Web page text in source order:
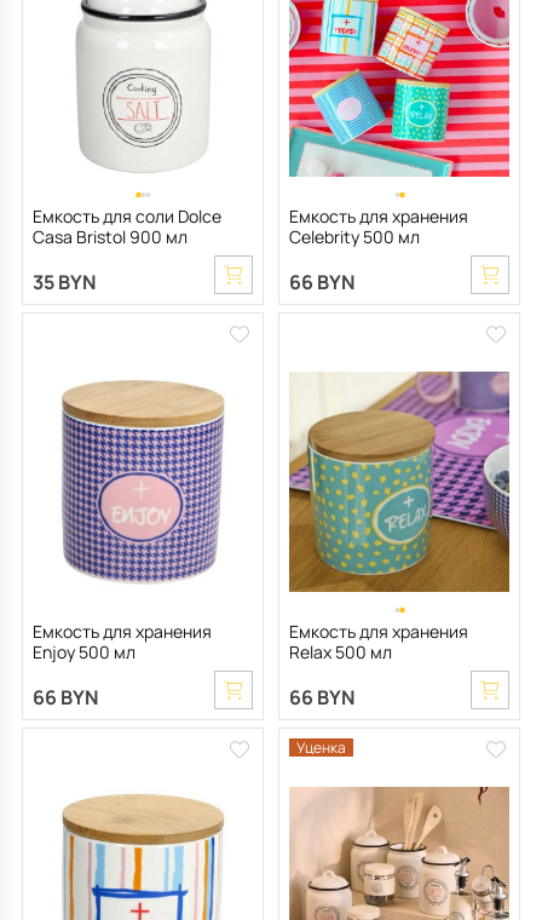
Емкость для соли Dolce
Casa Bristol 900 мл
35 BYN
Емкость для хранения
Celebrity 500 мл
66 BYN
Емкость для хранения
Enjoy 500 мл
66 BYN
Емкость для хранения
Relax 500 мл
66 BYN
Уценка